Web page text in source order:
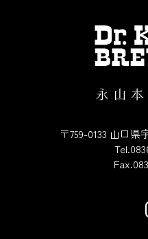
〒759-0133 山口県